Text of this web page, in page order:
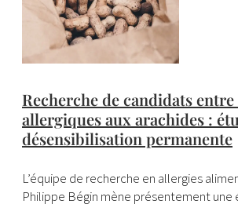
Recherche de candidats entre
allergiques aux arachides :
désensibilisation permanente
L’équipe de recherche en allergies
Philippe Bégin mène présentement une